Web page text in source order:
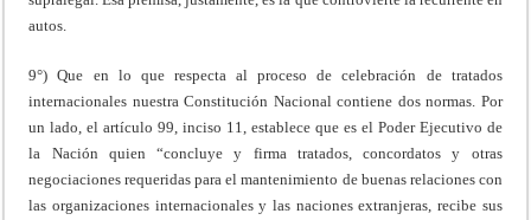
autos.
9°) Que en lo que respecta al proceso de celebración de tratados
internacionales nuestra Constitución Nacional contiene dos normas. Por
un lado, el artículo 99, inciso 11, establece que es el Poder Ejecutivo de
la Nación quien “concluye y firma tratados, concordatos y otras
negociaciones requeridas para el mantenimiento de buenas relaciones con
las organizaciones internacionales y las naciones extranjeras, recibe sus